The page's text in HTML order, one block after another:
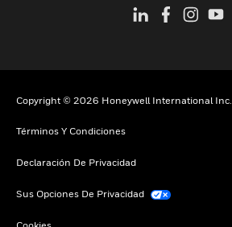
Copyright © 2026 Honeywell International Inc.
Términos Y Condiciones
Declaración De Privacidad
Sus Opciones De Privacidad